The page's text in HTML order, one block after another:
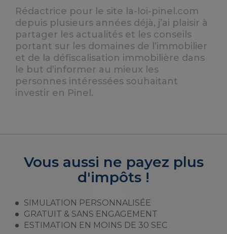
Rédactrice pour le site la-loi-pinel.com
depuis plusieurs années déjà, j’ai plaisir à
partager les actualités et les conseils
portant sur les domaines de l’immobilier
et de la défiscalisation immobilière dans
le but d’informer au mieux les
personnes intéressées souhaitant
investir en Pinel.
Vous aussi ne payez plus
d'impôts !
SIMULATION PERSONNALISÉE
GRATUIT & SANS ENGAGEMENT
ESTIMATION EN MOINS DE 30 SEC